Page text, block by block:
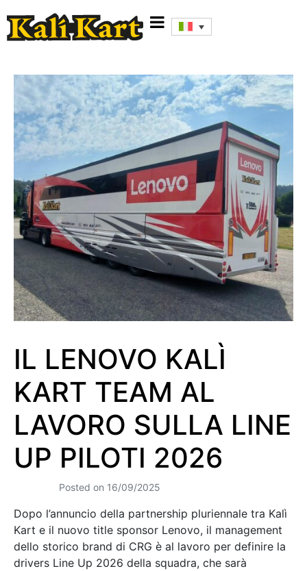
Posted on 16/09/2025
IL LENOVO KALÌ
KART TEAM AL
LAVORO SULLA LINE
UP PILOTI 2026
Dopo l’annuncio della partnership pluriennale tra Kalì
Kart e il nuovo title sponsor Lenovo, il management
dello storico brand di CRG è al lavoro per definire la
drivers Line Up 2026 della squadra, che sarà